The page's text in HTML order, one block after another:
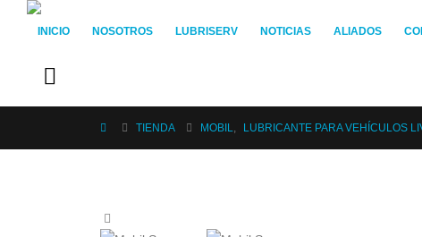
INICIO NOSOTROS LUBRISERV NOTICIAS ALIADOS
TIENDA MOBIL, LUBRICANTE PARA VEHÍCULOS